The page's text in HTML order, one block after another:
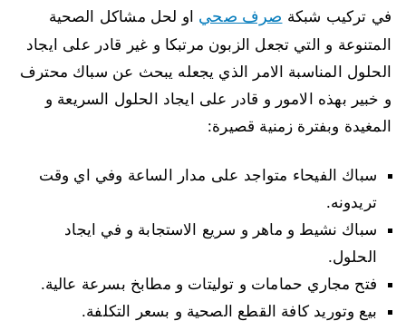
في تركيب شبكة صرف صحي او لحل مشاكل الصحية
المتنوعة و التي تجعل الزبون مرتبكا و غير قادر على ايجاد
الحلول المناسبة الامر الذي يجعله يبحث عن سباك محترف
و خبير بهذه الامور و قادر على ايجاد الحلول السريعة و
المغيدة وبفترة زمنية قصيرة:
سباك الفيحاء متواجد على مدار الساعة وفي اي وقت
تريدونه.
سباك نشيط و ماهر و سريع الاستجابة و في ايجاد
الحلول.
فتح مجاري حمامات و توليتات و مطابخ بسرعة عالية.
بيع وتوريد كافة القطع الصحية و بسعر التكلفة.